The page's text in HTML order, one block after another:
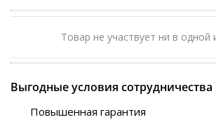
Товар не участвует ни в одной
Выгодные условия сотрудничества
Повышенная гарантия